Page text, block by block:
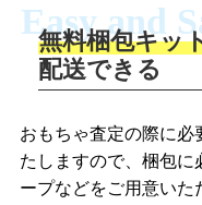
商品撮影
LINEの友だち追加・
Easy and
無料梱包キッ
配送できる
おもちゃ査定の際に必
たしますので、梱包に
ープなどをご用意いた